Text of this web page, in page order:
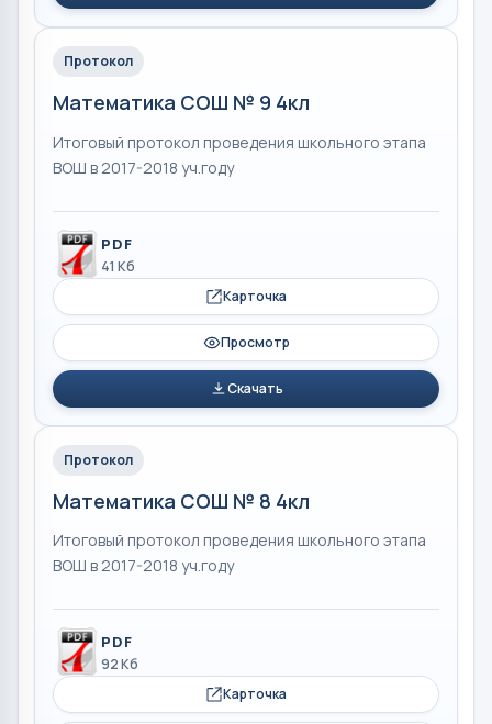
Протокол
Математика СОШ № 9 4кл
Итоговый протокол проведения школьного этапа
ВОШ в 2017-2018 уч.году
PDF
41 Кб
Карточка
Просмотр
Скачать
Протокол
Математика СОШ № 8 4кл
Итоговый протокол проведения школьного этапа
ВОШ в 2017-2018 уч.году
PDF
92 Кб
Карточка